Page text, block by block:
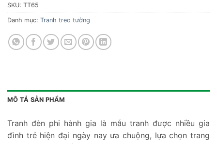
SKU: TT65
Danh mục: Tranh treo tường
MÔ TẢ SẢN PHẨM
Tranh đèn phi hành gia là mẫu tranh được nhiều gia
đình trẻ hiện đại ngày nay ưa chuộng, lựa chọn trang